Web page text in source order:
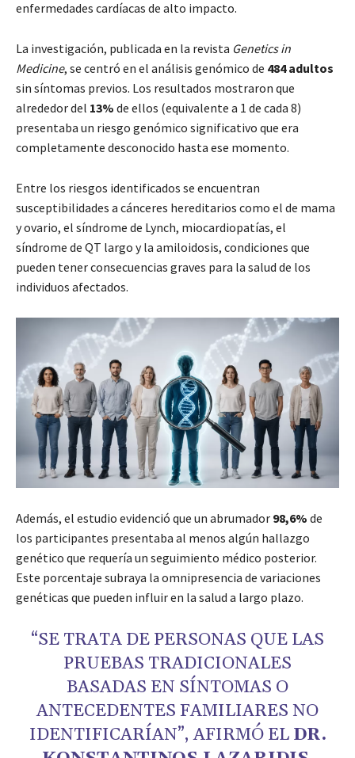
enfermedades cardíacas de alto impacto.
La investigación, publicada en la revista Genetics in
Medicine, se centró en el análisis genómico de 484 adultos
sin síntomas previos. Los resultados mostraron que
alrededor del 13% de ellos (equivalente a 1 de cada 8)
presentaba un riesgo genómico significativo que era
completamente desconocido hasta ese momento.
Entre los riesgos identificados se encuentran
susceptibilidades a cánceres hereditarios como el de mama
y ovario, el síndrome de Lynch, miocardiopatías, el
síndrome de QT largo y la amiloidosis, condiciones que
pueden tener consecuencias graves para la salud de los
individuos afectados.
Además, el estudio evidenció que un abrumador 98,6% de
los participantes presentaba al menos algún hallazgo
genético que requería un seguimiento médico posterior.
Este porcentaje subraya la omnipresencia de variaciones
genéticas que pueden influir en la salud a largo plazo.
“SE TRATA DE PERSONAS QUE LAS
PRUEBAS TRADICIONALES
BASADAS EN SÍNTOMAS O
ANTECEDENTES FAMILIARES NO
IDENTIFICARÍAN”, AFIRMÓ EL DR.